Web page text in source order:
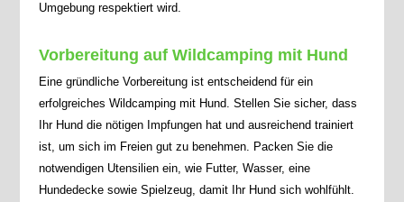
Umgebung respektiert wird.
Vorbereitung auf Wildcamping mit Hund
Eine gründliche Vorbereitung ist entscheidend für ein
erfolgreiches Wildcamping mit Hund. Stellen Sie sicher, dass
Ihr Hund die nötigen Impfungen hat und ausreichend trainiert
ist, um sich im Freien gut zu benehmen. Packen Sie die
notwendigen Utensilien ein, wie Futter, Wasser, eine
Hundedecke sowie Spielzeug, damit Ihr Hund sich wohlfühlt.